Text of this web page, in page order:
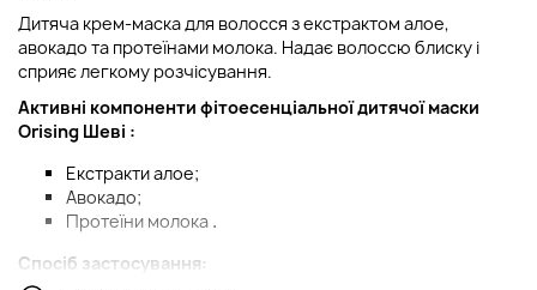
Дитяча крем-маска для волосся з екстрактом алое,
авокадо та протеїнами молока. Надає волоссю блиску і
сприяє легкому розчісування.
Активні компоненти фітоесенціальної дитячої маски
Orising Шеві :
Екстракти алое;
Авокадо;
Протеїни молока .
Спосіб застосування: